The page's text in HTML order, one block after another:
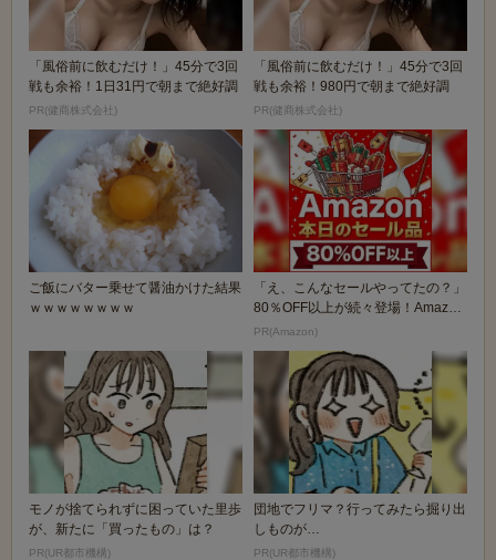
「風俗前に飲むだけ！」45分で3回
戦も余裕！1日31円で朝まで絶好調
PR(健商株式会社)
「風俗前に飲むだけ！」45分で3回
戦も余裕！980円で朝まで絶好調
PR(健商株式会社)
ご飯にバター乗せて醤油かけた結果
ｗｗｗｗｗｗｗｗ
「え、こんなセールやってたの？」
80％OFF以上が続々登場！Amazon
の本気が...
PR(Amazon)
モノが捨てられずに困っていた里歩
が、新たに「買ったもの」は？
PR(UR都市機構)
団地でフリマ？行ってみたら掘り出
しものが…
PR(UR都市機構)